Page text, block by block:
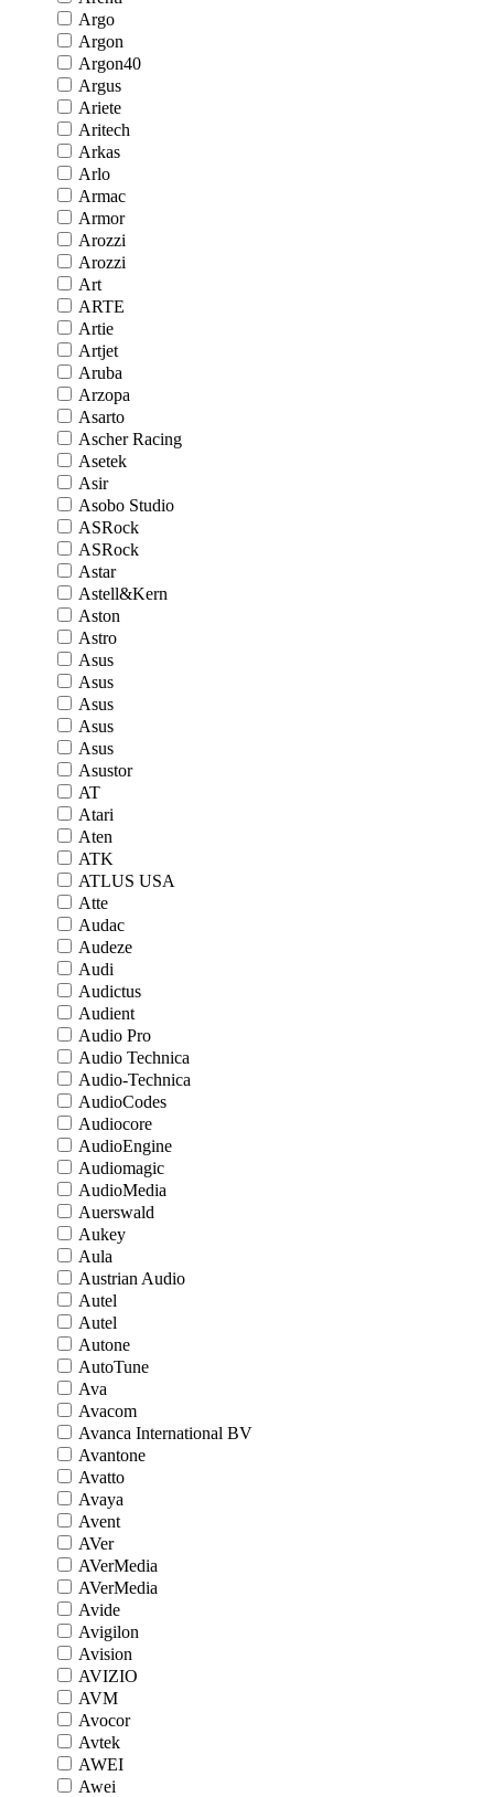
Argo
Argon
Argon40
Argus
Ariete
Aritech
Arkas
Arlo
Armac
Armor
Arozzi
Arozzi
Art
ARTE
Artie
Artjet
Aruba
Arzopa
Asarto
Ascher Racing
Asetek
Asir
Asobo Studio
ASRock
ASRock
Astar
Astell&Kern
Aston
Astro
Asus
Asus
Asus
Asus
Asus
Asustor
AT
Atari
Aten
ATK
ATLUS USA
Atte
Audac
Audeze
Audi
Audictus
Audient
Audio Pro
Audio Technica
Audio-Technica
AudioCodes
Audiocore
AudioEngine
Audiomagic
AudioMedia
Auerswald
Aukey
Aula
Austrian Audio
Autel
Autel
Autone
AutoTune
Ava
Avacom
Avanca International BV
Avantone
Avatto
Avaya
Avent
AVer
AVerMedia
AVerMedia
Avide
Avigilon
Avision
AVIZIO
AVM
Avocor
Avtek
AWEI
Awei